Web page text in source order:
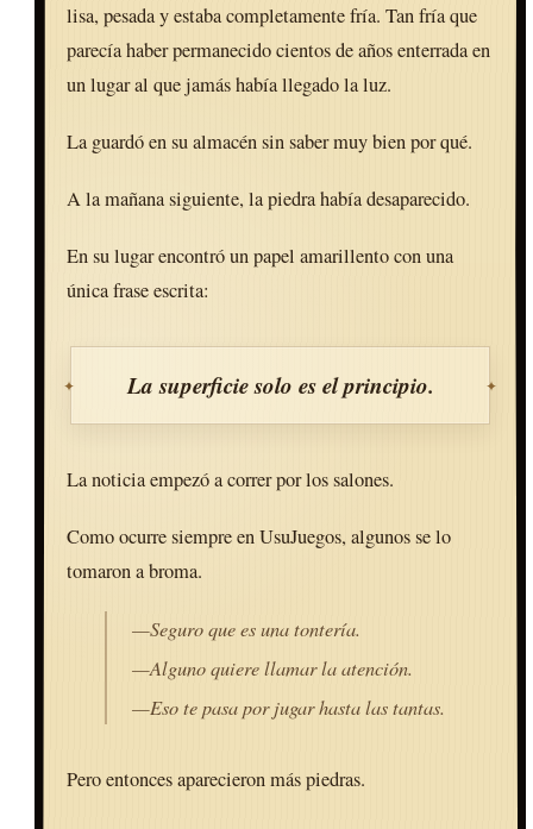
lisa, pesada y estaba completamente fría. Tan fría que
parecía haber permanecido cientos de años enterrada en
un lugar al que jamás había llegado la luz.
La guardó en su almacén sin saber muy bien por qué.
A la mañana siguiente, la piedra había desaparecido.
En su lugar encontró un papel amarillento con una
única frase escrita:
La superficie solo es el principio.
La noticia empezó a correr por los salones.
Como ocurre siempre en UsuJuegos, algunos se lo
tomaron a broma.
—Seguro que es una tontería.
—Alguno quiere llamar la atención.
—Eso te pasa por jugar hasta las tantas.
Pero entonces aparecieron más piedras.